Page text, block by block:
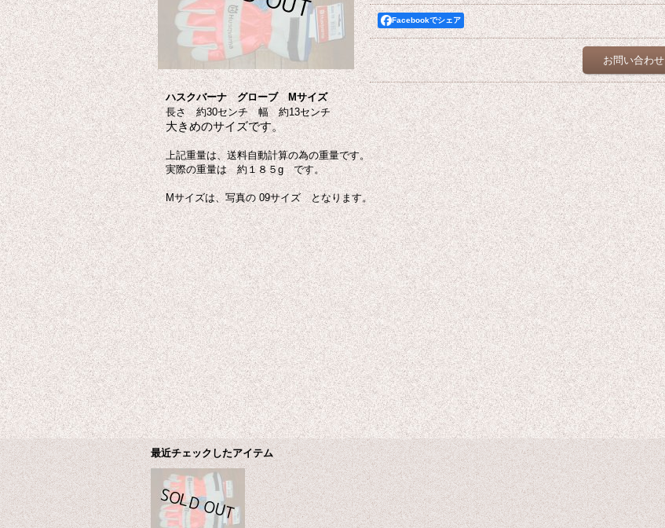
Facebookでシェア
お問い合わせ
ハスクバーナ グローブ Mサイズ
長さ 約30センチ 幅 約13センチ
大きめのサイズです。
上記重量は、送料自動計算の為の重量です。
実際の重量は 約１８５g です。
Mサイズは、写真の 09サイズ となります。
最近チェックしたアイテム